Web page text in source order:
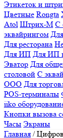
Этикеток и
Цветные Rongta
Atol Штрих-М С
эквайрингом
Для ресторана
Для ИП Для ИП
Эватор Для
столовой С
ООО Для
POS-терминалы
iiko
Кнопки вызова
Часы Экраны
Главная /